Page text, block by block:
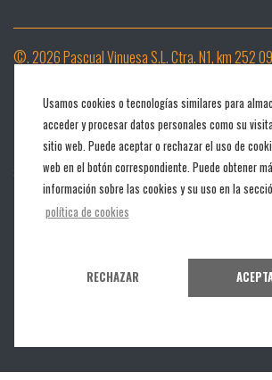
Usamos cookies o tecnologías similares para
acceder y procesar datos personales como su
sitio web. Puede aceptar o rechazar el uso de
web en el botón correspondiente. Puede obtener
información sobre las cookies y su uso en la
política de cookies
RECHAZAR
©. 2026 Pascual Vinuesa S.L. Ctra. N1, km 252
Desarrollar e Implementar un sistema digital
digitalización de la cadena de custodia e
clasificación mecánica MTG - RETECHFOR-
de máquina escuadradora para madera y
Asociación Europea de Innovación (AEI)-
2018 Proyectos de inversión en PYMES-
sistema constructivo en madera: Double
Madera & Agricultura-Programa Xpande
Desarrollo Rural CyL 2014-2020- Proyecto